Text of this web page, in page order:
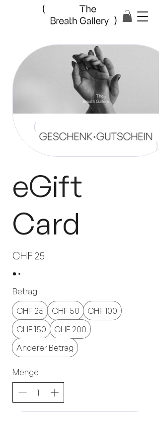
eGift
Card
CHF 25
Betrag
CHF 25
CHF 50
CHF 100
CHF 150
CHF 200
Anderer Betrag
Menge